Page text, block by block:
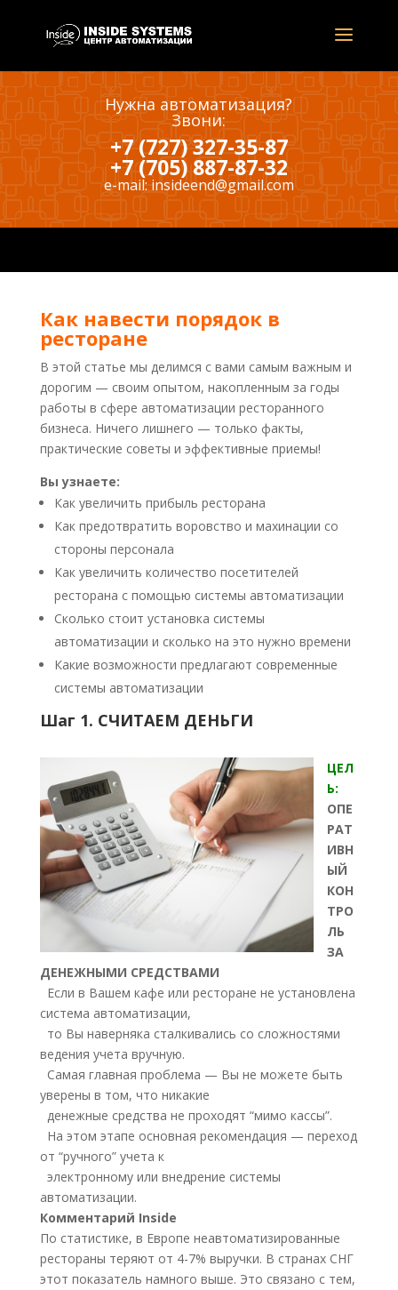
Нужна автоматизация?
Звони:
+7 (727) 327-35-87
+7 (705) 887-87-32
e-mail:insideend@gmail.com
Как навести порядок в
ресторане
В этой статье мы делимся с вами самым важным и
дорогим — своим опытом, накопленным за годы
работы в сфере автоматизации ресторанного
бизнеса. Ничего лишнего — только факты,
практические советы и эффективные приемы!
Вы узнаете:
Как увеличить прибыль ресторана
Как предотвратить воровство и махинации со
стороны персонала
Как увеличить количество посетителей
ресторана с помощью системы автоматизации
Сколько стоит установка системы
автоматизации и сколько на это нужно времени
Какие возможности предлагают современные
системы автоматизации
Шаг 1. СЧИТАЕМ ДЕНЬГИ
ЦЕЛ
Ь:
ОПЕ
РАТ
ИВН
ЫЙ
КОН
ТРО
ЛЬ
ЗА
ДЕНЕЖНЫМИ СРЕДСТВАМИ
Если в Вашем кафе или ресторане не установлена
система автоматизации,
то Вы наверняка сталкивались со сложностями
ведения учета вручную.
Самая главная проблема — Вы не можете быть
уверены в том, что никакие
денежные средства не проходят “мимо кассы”.
На этом этапе основная рекомендация — переход
от “ручного” учета к
электронному или внедрение системы
автоматизации.
Комментарий Inside
По статистике, в Европе неавтоматизированные
рестораны теряют от 4-7% выручки. В странах СНГ
этот показатель намного выше. Это связано с тем,